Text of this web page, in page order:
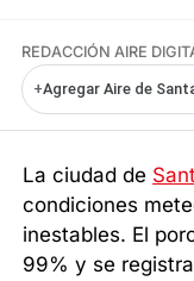
REDACCIÓN AIRE
+Agregar Aire de
La ciudad de
condiciones
inestables. El
99% y se